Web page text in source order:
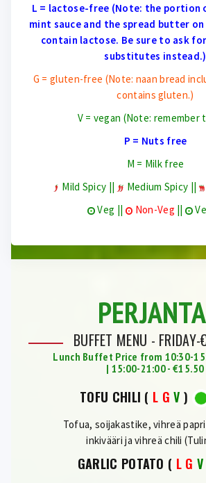
L = lactose-free (Note: the portion
mint sauce and the spread butter on
contain lactose. Be sure to ask
substitutes instead.)
G = gluten-free (Note: naan bread
contains gluten.)
V = vegan (Note: remember
P = Nuts free
M = Milk free
Mild Spicy ||
Medium Spicy ||
Veg ||
Non-Veg ||
BUFFET MENU -
Lunch Buffet Price from 10:30-
| 15:00-21:00 - €15.50
TOFU CHILI ( L G V )
Tofua, soijakastike, vihreä
inkivääri ja vihreä chili
GARLIC POTATO ( L G V